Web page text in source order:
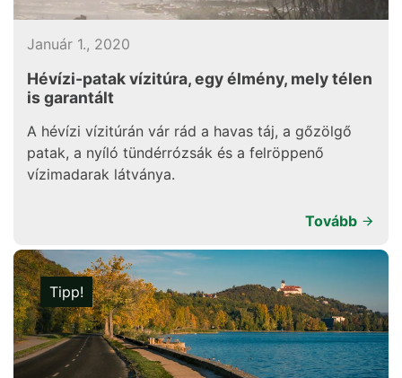
Január 1., 2020
Hévízi-patak vízitúra, egy élmény, mely télen
is garantált
A hévízi vízitúrán vár rád a havas táj, a gőzölgő
patak, a nyíló tündérrózsák és a felröppenő
vízimadarak látványa.
Tovább
Tipp!